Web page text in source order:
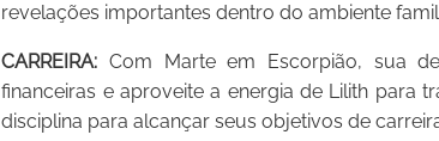
revelações importantes dentro do ambiente
CARREIRA: Com Marte em Escorpião, sua
financeiras e aproveite a energia de Lilith para
disciplina para alcançar seus objetivos de